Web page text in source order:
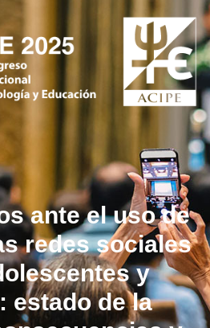
ante el uso de
redes sociales
y
estado de la